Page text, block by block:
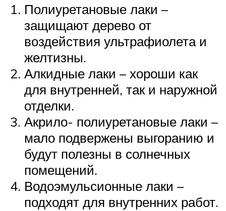
Полиуретановые лаки –
защищают дерево от
воздействия ультрафиолета и
желтизны.
Алкидные лаки – хороши как
для внутренней, так и наружной
отделки.
Акрило- полиуретановые лаки –
мало подвержены выгоранию и
будут полезны в солнечных
помещений.
Водоэмульсионные лаки –
подходят для внутренних работ.